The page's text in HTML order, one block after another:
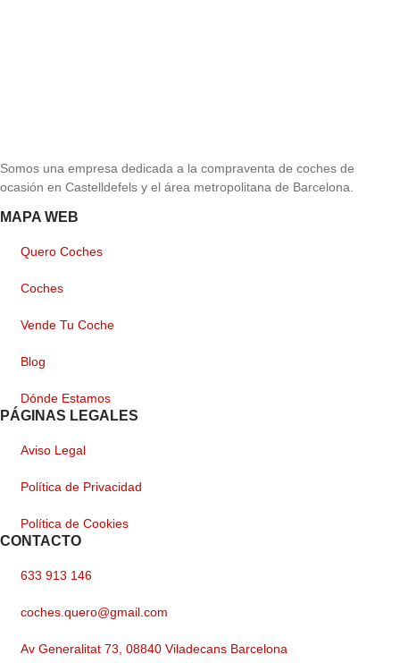
Somos una empresa dedicada a la compraventa de coches de
ocasión en Castelldefels y el área metropolitana de Barcelona.
MAPA WEB
Quero Coches
Coches
Vende Tu Coche
Blog
Dónde Estamos
PÁGINAS LEGALES
Aviso Legal
Política de Privacidad
Política de Cookies
CONTACTO
633 913 146
coches.quero@gmail.com
Av Generalitat 73, 08840 Viladecans Barcelona